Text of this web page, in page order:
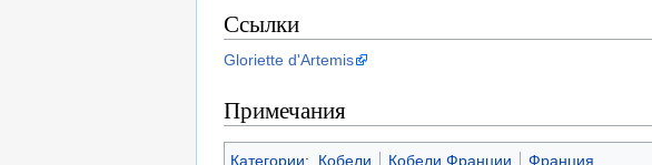
Ссылки
Gloriette d'Artemis
Примечания
Категории: Кобели Кобели Франции Франция